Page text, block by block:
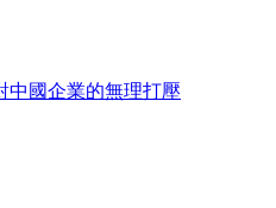
中國企業的無理打壓